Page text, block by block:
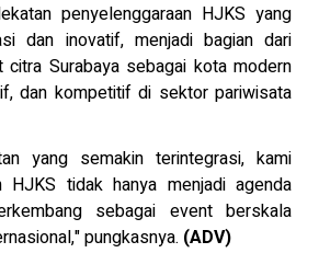
penyelenggaraan HJKS yang
dan inovatif, menjadi bagian dari
citra Surabaya sebagai kota modern
dan kompetitif di sektor pariwisata
yang semakin terintegrasi, kami
HJKS tidak hanya menjadi agenda
sebagai event berskala
pungkasnya. (ADV)